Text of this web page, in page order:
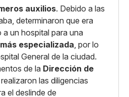
auxilios. Debido a las
determinaron que era
un hospital para una
especializada, por lo
General de la ciudad.
de la Dirección de
realizaron las diligencias
el deslinde de